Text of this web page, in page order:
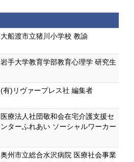
大船渡市立猪川小学校 教諭
岩手大学教育学部教育心理学 研究生
(有)リヴァープレス社 編集者
医療法人社団敬和会在宅介護支援セ
ンターふれあい ソーシャルワーカー
奥州市立総合水沢病院 医療社会事業